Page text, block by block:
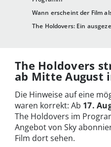
Wann erscheint der Film
The Holdovers: Ein
The Holdovers
ab Mitte August
Die Hinweise auf eine
waren korrekt: Ab 17.
The Holdovers im
Angebot von Sky
Film dort sehen.